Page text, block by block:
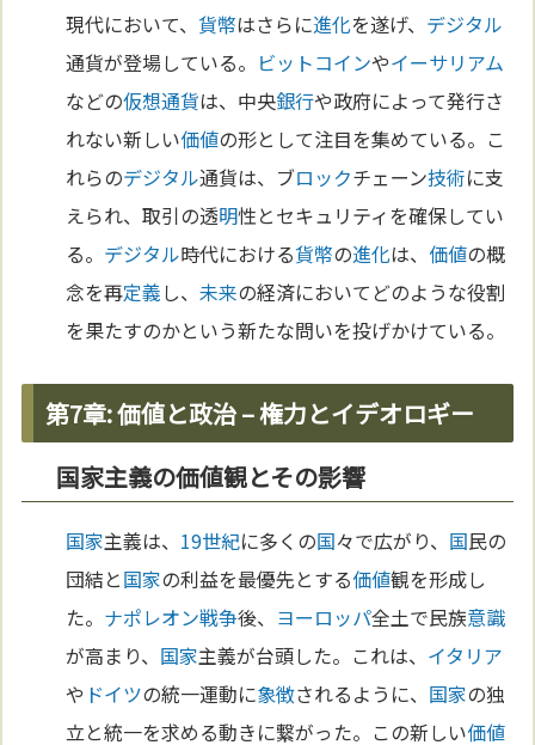
現代において、貨幣はさらに進化を遂げ、 デジタル
通貨が登場している。 ビットコインやイーサリアム
などの仮想通貨は、中央銀行や政府によって発行さ
れない新しい価値の形として注目を集めている。こ
れらのデジタル通貨は、ブロックチェーン技術に支
えられ、取引の透明性とセキュリティを確保してい
る。 デジタル時代における貨幣の進化は、 価値の概
念を再定義し、未来の経済においてどのような役割
を果たすのかという新たな問いを投げかけている。
第7章: 価値と政治 – 権力とイデオロギー
国家主義の価値観とその影響
国家主義は、 19世紀に多くの国々で広がり、 国民の
団結と国家の利益を最優先とする価値観を形成し
た。 ナポレオン戦争後、 ヨーロッパ全土で民族意識
が高まり、 国家主義が台頭した。これは、 イタリア
や ドイツの統一運動に象徴されるように、 国家の独
立と統一を求める動きに繋がった。この新しい価値